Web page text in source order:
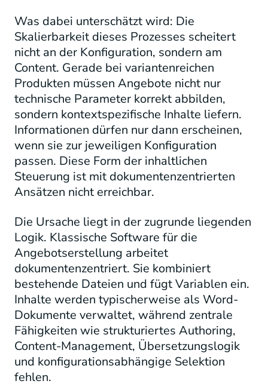
Was dabei unterschätzt wird: Die
Skalierbarkeit dieses Prozesses scheitert
nicht an der Konfiguration, sondern am
Content. Gerade bei variantenreichen
Produkten müssen Angebote nicht nur
technische Parameter korrekt abbilden,
sondern kontextspezifische Inhalte liefern.
Informationen dürfen nur dann erscheinen,
wenn sie zur jeweiligen Konfiguration
passen. Diese Form der inhaltlichen
Steuerung ist mit dokumentenzentrierten
Ansätzen nicht erreichbar.
Die Ursache liegt in der zugrunde liegenden
Logik. Klassische Software für die
Angebotserstellung arbeitet
dokumentenzentriert. Sie kombiniert
bestehende Dateien und fügt Variablen ein.
Inhalte werden typischerweise als Word-
Dokumente verwaltet, während zentrale
Fähigkeiten wie strukturiertes Authoring,
Content-Management, Übersetzungslogik
und konfigurationsabhängige Selektion
fehlen.